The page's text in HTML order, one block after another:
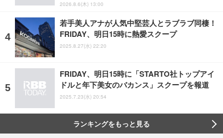
2026.8.6(木) 13:00
若手美人アナが人気中堅芸人とラブラブ同棲！
FRIDAY、明日15時に熱愛スクープ
2025.8.27(水) 22:20
FRIDAY、明日15時に「STARTO社トップアイ
ドルと年下美女のバカンス」スクープを報道
2025.7.23(水) 20:54
ランキングをもっと見る